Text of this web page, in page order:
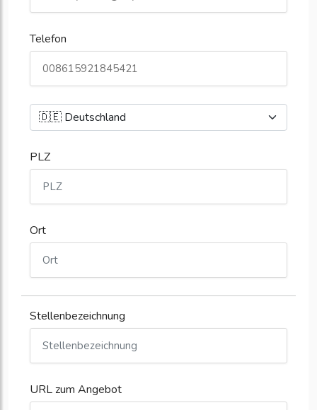
Telefon
PLZ
Ort
Stellenbezeichnung
URL zum Angebot